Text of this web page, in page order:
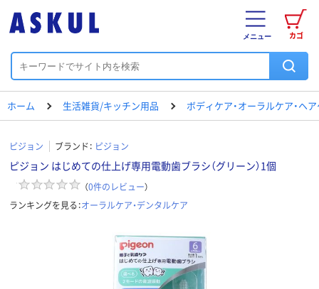
カゴ
メニュー
ホーム 生活雑貨/キッチン用品 ボディケア・オーラルケア・ヘ
ピジョン ブランド： ピジョン
ピジョン はじめての仕上げ専用電動歯ブラシ（グリーン）1個
（0件のレビュー）
ランキングを見る：オーラルケア・デンタルケア